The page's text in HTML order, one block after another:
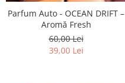
Parfum Auto - OCEAN DRIFT –
Aromă Fresh
60,00 Lei
39,00 Lei